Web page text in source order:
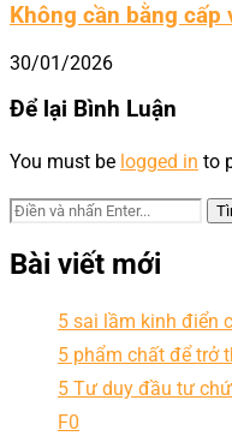
Không cần bằng
30/01/2026
Để lại Bình Luận
You must be logged in to
Bài viết mới
5 sai lầm kinh điển
5 phẩm chất để trở
5 Tư duy đầu tư
F0